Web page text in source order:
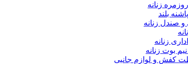
زنانه
بلند
و صندل زنانه
زنانه
بوت زنانه
کفش و لوازم جانبی